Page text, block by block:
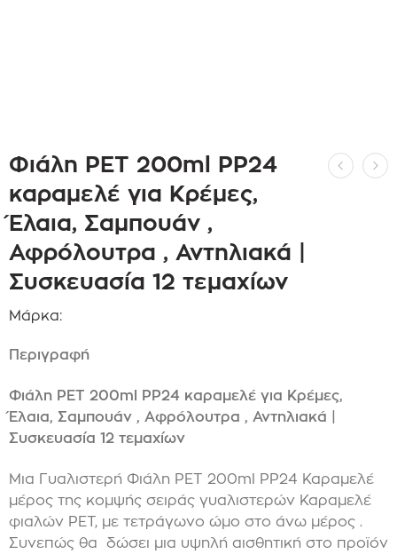
Φιάλη PET 200ml PP24
καραμελέ για Κρέμες,
Έλαια, Σαμπουάν ,
Αφρόλουτρα , Αντηλιακά |
Συσκευασία 12 τεμαχίων
Μάρκα:
Περιγραφή
Φιάλη PET 200ml PP24 καραμελέ για Κρέμες,
Έλαια, Σαμπουάν , Αφρόλουτρα , Αντηλιακά |
Συσκευασία 12 τεμαχίων
Μια Γυαλιστερή Φιάλη PET 200ml PP24 Καραμελέ
μέρος της κομψής σειράς γυαλιστερών Καραμελέ
φιαλών PET, με τετράγωνο ώμο στο άνω μέρος .
Συνεπώς θα δώσει μια υψηλή αισθητική στο προϊόν